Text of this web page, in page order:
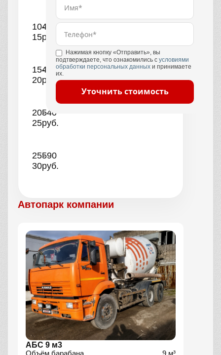
10-
15
440
руб.
15-
20
490
руб.
20-
25
540
руб.
25-
30
590
руб.
Нажимая кнопку «Отправить», вы
подтверждаете, что ознакомились с условиями
обработки персональных данных и принимаете
их.
Уточнить стоимость
Автопарк компании
АБС 9 м3
Объём барабана
9 м³